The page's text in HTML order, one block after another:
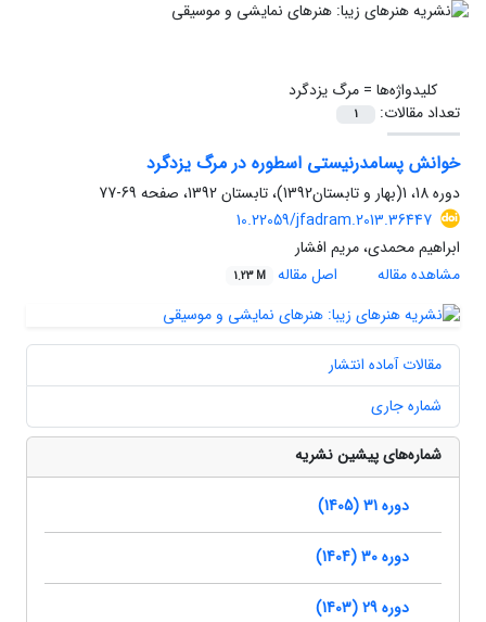
کلیدواژه‌ها =مرگ یزدگرد
تعداد مقالات:
1
خوانش پسامدرنیستی اسطوره در مرگ یزدگرد
دوره 18، 1(بهار و تابستان1392)، تابستان 1392، صفحه
69-77
10.22059/jfadram.2013.36447
ابراهیم محمدی، مریم افشار
مشاهده مقاله
اصل مقاله 1.23 M
مقالات آماده انتشار
شماره جاری
شماره‌های پیشین نشریه
دوره 31 (1405)
دوره 30 (1404)
دوره 29 (1403)